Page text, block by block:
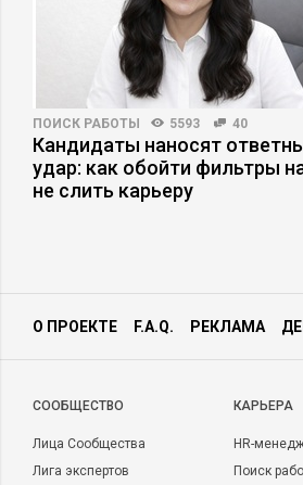
ПОИСК РАБОТЫ 5593 40
Кандидаты наносят
удар: как обойти фильтры
не слить карьеру
О ПРОЕКТЕ F.A.Q. РЕКЛАМА
CООБЩЕСТВО
Лица Сообщества
Лига экспертов
КАРЬЕРА
HR-
Поиск